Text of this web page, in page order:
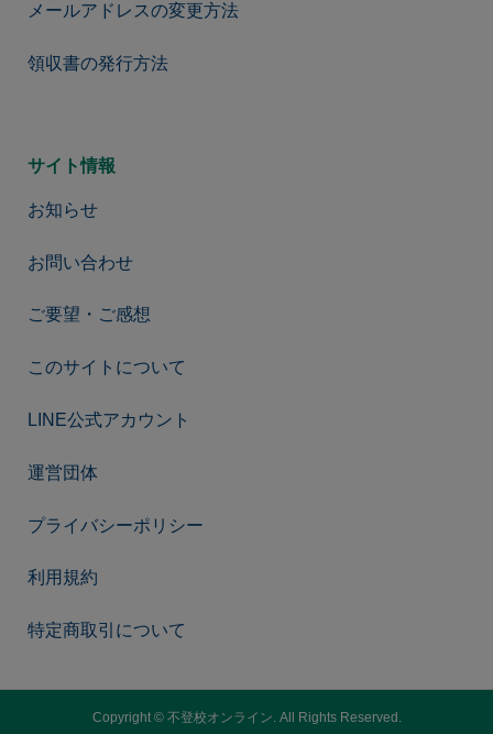
メールアドレスの変更方法
領収書の発行方法
サイト情報
お知らせ
お問い合わせ
ご要望・ご感想
このサイトについて
LINE公式アカウント
運営団体
プライバシーポリシー
利用規約
特定商取引について
Copyright ©不登校オンライン. All Rights Reserved.